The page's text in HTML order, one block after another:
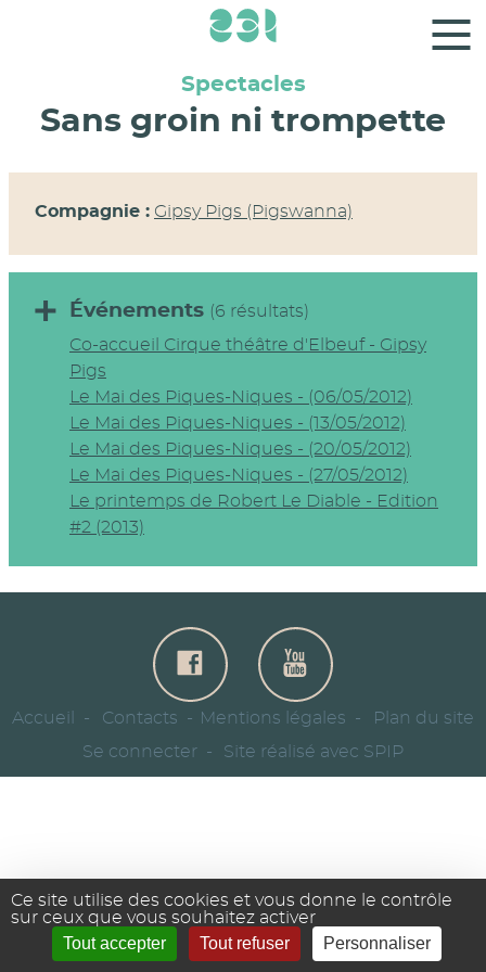
Panneau de gestion des cookies
Ce site utilise des cookies et vous donne le contrôle
sur ceux que vous souhaitez activer
Tout accepter Tout refuser Personnaliser
Spectacles
Sans groin ni trompette
Compagnie : Gipsy Pigs (Pigswanna)
Événements (6 résultats)
Co-accueil Cirque théâtre d'Elbeuf - Gipsy
Pigs
Le Mai des Piques-Niques - (06/05/2012)
Le Mai des Piques-Niques - (13/05/2012)
Le Mai des Piques-Niques - (20/05/2012)
Le Mai des Piques-Niques - (27/05/2012)
Le printemps de Robert Le Diable - Edition
#2 (2013)
Accueil Contacts Mentions légales
Plan du site
Se connecter
Site réalisé avec SPIP